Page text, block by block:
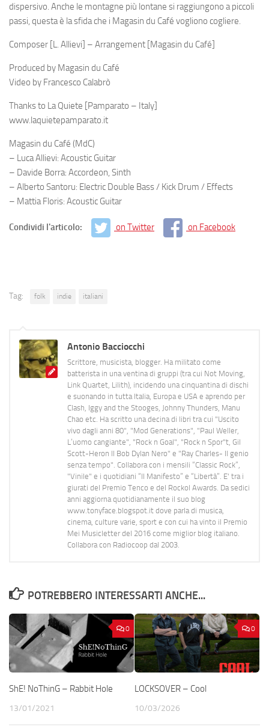
dispersivo. Anche le montagne più lontane si raggiungono a piccoli
passi, questa è la sfida che i Magasin du Café vogliono cogliere.
Composer [L. Allievi] – Arrangement [Magasin du Café]
Produced by Magasin du Café
Video by Francesco Calabrò
Thanks to La Quiete [Pamparato – Italy]
www.laquietepamparato.it
Magasin du Café (MdC)
– Luca Allievi: Acoustic Guitar
– Davide Borra: Accordeon, Sinth
– Alberto Santoru: Electric Double Bass / Kick Drum / Effects
– Mattia Floris: Acoustic Guitar
Condividi l'articolo: on Twitter on Facebook
Tag: folk indie italiani
Antonio Bacciocchi
Scrittore, musicista, blogger. Ha militato come
batterista in una ventina di gruppi (tra cui Not Moving,
Link Quartet, Lilith), incidendo una cinquantina di dischi
e suonando in tutta Italia, Europa e USA e aprendo per
Clash, Iggy and the Stooges, Johnny Thunders, Manu
Chao etc. Ha scritto una decina di libri tra cui "Uscito
vivo dagli anni 80", "Mod Generations", "Paul Weller,
L’uomo cangiante", "Rock n Goal", "Rock n Spor"t, Gil
Scott-Heron Il Bob Dylan Nero" e "Ray Charles- Il genio
senza tempo". Collabora con i mensili “Classic Rock”,
"Vinile" e i quotidiani “Il Manifesto” e “Libertà”. E' tra i
giurati del Premio Tenco e del Rockol Awards. Da sedici
anni aggiorna quotidianamente il suo blog
www.tonyface.blogspot.it dove parla di musica,
cinema, culture varie, sport e con cui ha vinto il Premio
Mei Musicletter del 2016 come miglior blog italiano.
Collabora con Radiocoop dal 2003.
POTREBBERO INTERESSARTI ANCHE...
0
ShE! NoThinG – Rabbit Hole
13/01/2021
0
LOCKSOVER – Cool
10/03/2026